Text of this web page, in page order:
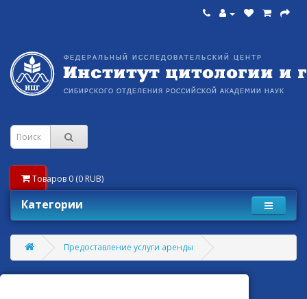
Товаров 0 (0 RUB)
Категории
Предоставление услуги аренды